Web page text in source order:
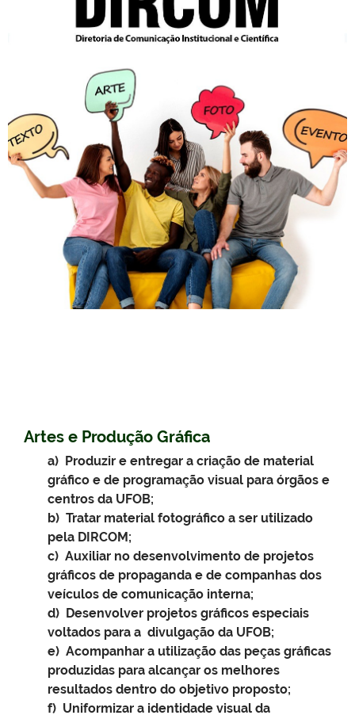
Artes e Produção Gráfica
a) Produzir e entregar a criação de material
gráfico e de programação visual para órgãos e
centros da UFOB;
b) Tratar material fotográfico a ser utilizado
pela DIRCOM;
c) Auxiliar no desenvolvimento de projetos
gráficos de propaganda e de companhas dos
veículos de comunicação interna;
d) Desenvolver projetos gráficos especiais
voltados para a divulgação da UFOB;
e) Acompanhar a utilização das peças gráficas
produzidas para alcançar os melhores
resultados dentro do objetivo proposto;
f) Uniformizar a identidade visual da